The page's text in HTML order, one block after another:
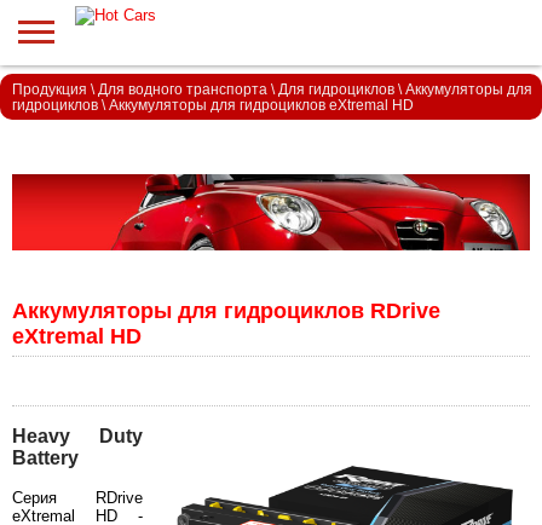
Продукция \ Для водного транспорта \ Для гидроциклов \ Аккумуляторы для
гидроциклов \ Аккумуляторы для гидроциклов eXtremal HD
Аккумуляторы для гидроциклов RDrive
eXtremal HD
Heavy Duty
Battery
Серия RDrive
eXtremal HD -